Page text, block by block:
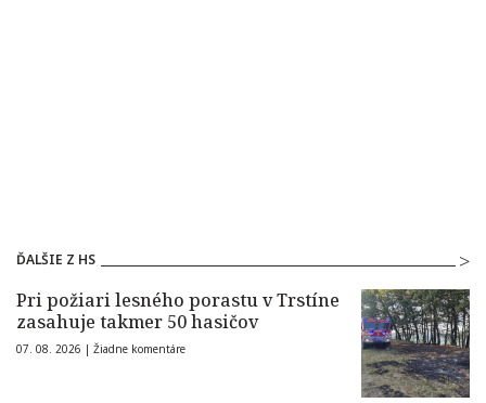
ĎALŠIE Z HS
Pri požiari lesného porastu v Trstíne
zasahuje takmer 50 hasičov
07. 08. 2026 | Žiadne komentáre